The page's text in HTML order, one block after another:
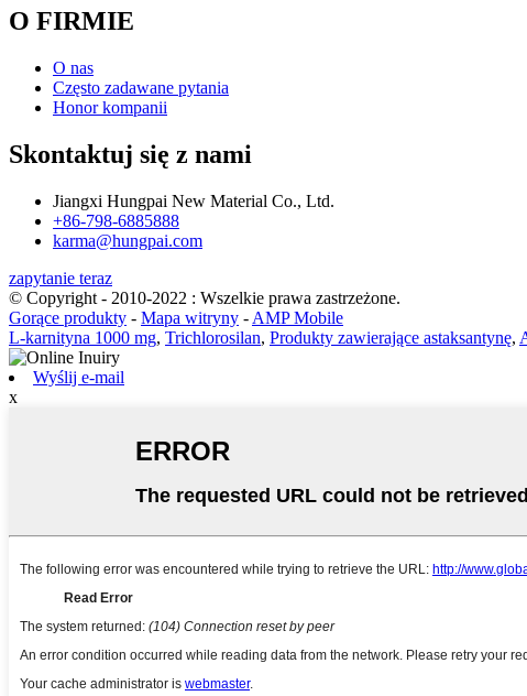
O FIRMIE
O nas
Często zadawane pytania
Honor kompanii
Skontaktuj się z nami
Jiangxi Hungpai New Material Co., Ltd.
+86-798-6885888
karma@hungpai.com
zapytanie teraz
© Copyright - 2010-2022 : Wszelkie prawa zastrzeżone.
Gorące produkty - Mapa witryny - AMP Mobile
L-karnityna 1000 mg, Trichlorosilan, Produkty zawierające astaksantynę,
Wyślij e-mail
x